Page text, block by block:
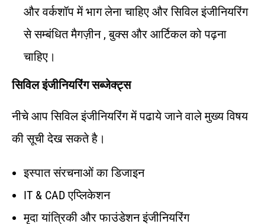
और वर्कशॉप में भाग लेना चाहिए और सिविल इंजीनियरिंग
से सम्बंधित मैगज़ीन , बुक्स और आर्टिकल को पढ़ना
चाहिए।
सिविल इंजीनियरिंग सब्जेक्ट्स
नीचे आप सिविल इंजीनियरिंग में पढाये जाने वाले मुख्य विषय
की सूची देख सकते है।
इस्पात संरचनाओं का डिजाइन
IT & CAD एप्लिकेशन
मृदा यांत्रिकी और फाउंडेशन इंजीनियरिंग